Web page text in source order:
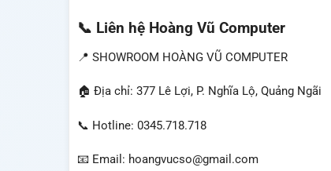
📞 Liên hệ Hoàng Vũ Computer
📍 SHOWROOM HOÀNG VŨ COMPUTER
🏠 Địa chỉ: 377 Lê Lợi, P. Nghĩa Lộ, Quảng Ngãi
📞 Hotline: 0345.718.718
📧 Email: hoangvucso@gmail.com